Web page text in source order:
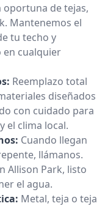
oportuna de tejas,
Mantenemos el
tu techo y
cualquier
Reemplazo total
diseñados
con cuidado para
el clima local.
Cuando llegan
llámanos.
Allison Park, listo
el agua.
Metal, teja o teja